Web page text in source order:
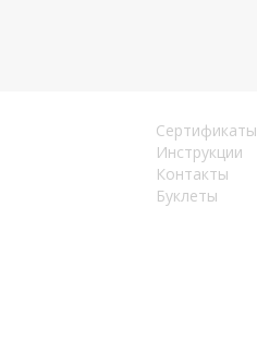
Сертификаты
Инструкции
Контакты
Буклеты